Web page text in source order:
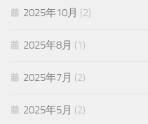
2025年10月 (2)
2025年8月 (1)
2025年7月 (2)
2025年5月 (2)